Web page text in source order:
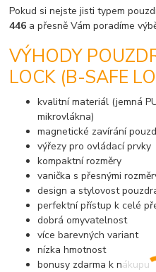
Pokud si nejste jisti typem
446 a přesně Vám poradíme
VÝHODY
LOCK (B-SAFE
kvalitní materiál (jemná
mikrovlákna)
magnetické zavírání
výřezy pro ovládací prvky
kompaktní rozměry
vanička s přesnými
design a stylovost
perfektní přístup k celé
dobrá omyvatelnost
více barevných variant
nízka hmotnost
bonusy zdarma k nákupu